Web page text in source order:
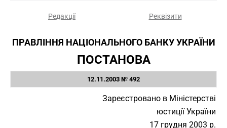
Редакції Реквізити
ПРАВЛІННЯ НАЦІОНАЛЬНОГО БАНКУ УКРАЇНИ
ПОСТАНОВА
12.11.2003 № 492
Зареєстровано в Міністерстві
юстиції України
17 грудня 2003 р.